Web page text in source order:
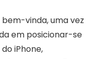
vinda, uma vez
em posicionar-se
iPhone,